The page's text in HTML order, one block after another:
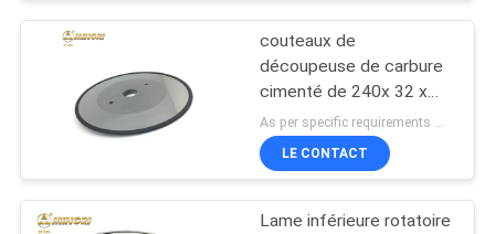
Carbure de
tungstène Rod
couteaux de
découpeuse de carbure
cimenté de 240x 32 x
1,2 pour le papier ondulé
LE CONTACT
Lame inférieure rotatoire